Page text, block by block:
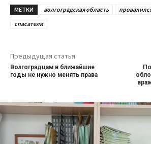
МЕТКИ волгоградская область
спасатели
Предыдущая статья
Волгоградцам в ближайшие
годы не нужно менять права